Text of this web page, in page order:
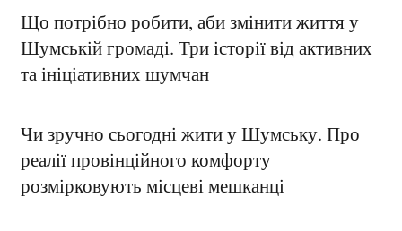
Що потрібно робити, аби змінити життя у
Шумській громаді. Три історії від активних
та ініціативних шумчан
Чи зручно сьогодні жити у Шумську. Про
реалії провінційного комфорту
розмірковують місцеві мешканці